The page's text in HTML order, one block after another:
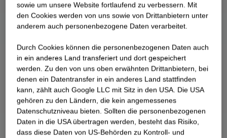
sowie um unsere Website fortlaufend zu verbessern. Mit
den Cookies werden von uns sowie von Drittanbietern unter
anderem auch personenbezogene Daten verarbeitet.
Durch Cookies können die personenbezogenen Daten auch
in ein anderes Land transferiert und dort gespeichert
werden. Zu den von uns oben erwähnten Drittanbietern, bei
denen ein Datentransfer in ein anderes Land stattfinden
kann, zählt auch Google LLC mit Sitz in den USA. Die USA
gehören zu den Ländern, die kein angemessenes
Datenschutzniveau bieten. Sollten die personenbezogenen
Daten in die USA übertragen werden, besteht das Risiko,
dass diese Daten von US-Behörden zu Kontroll- und